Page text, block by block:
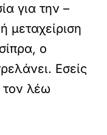
για την –
μεταχείριση
ο
Εσείς
τον λέω